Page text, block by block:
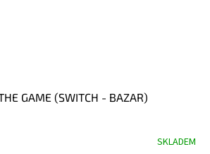
GAME (SWITCH - BAZAR)
SKLADEM